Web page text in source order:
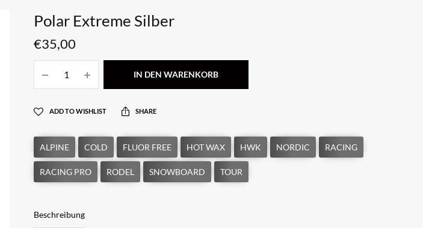
Polar Extreme Silber
€35,00
IN DEN WARENKORB
ADD TO WISHLIST SHARE
Beschreibung